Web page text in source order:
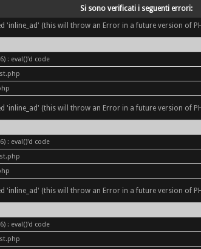
Si sono verificati i seguenti errori:
(this will throw an Error in a future version of
: eval()'d code
(this will throw an Error in a future version of
: eval()'d code
(this will throw an Error in a future version of
: eval()'d code